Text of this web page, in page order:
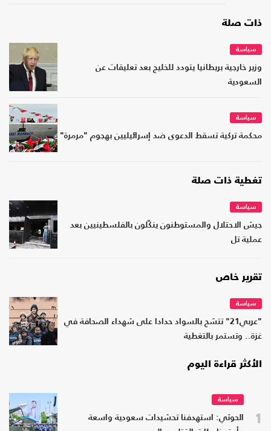
ذات صلة
سياسة
وزير خارجية بريطانيا يتودد للخليج بعد تعليقات عن
السعودية
سياسة
محكمة تركية تسقط الدعوى ضد إسرائيليين بهجوم "مرمرة"
تغطية ذات صلة
سياسة
جيش الاحتلال والمستوطنون ينكّلون بالفلسطينيين بعد
عملية تل
تقرير خاص
سياسة
"عربي21" تتشح بالسواد حدادا على شهداء الصحافة في
غزة.. وتستمر بالتغطية
الأكثر قراءة اليوم
1
سياسة
الحوثي: استهدفنا تحشيدات سعودية واسعة